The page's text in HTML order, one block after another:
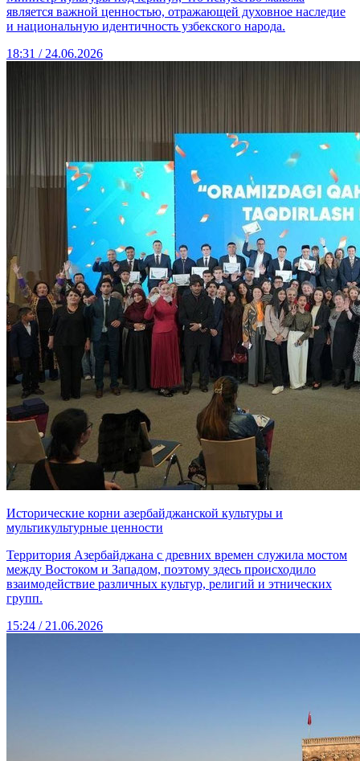
является важной ценностью, отражающей духовное наследие
и национальную идентичность узбекского народа.
18:31 / 24.06.2026
Исторические корни азербайджанской культуры и
мультикультурные ценности
Территория Азербайджана с древних времен служила мостом
между Востоком и Западом, поэтому здесь происходило
взаимодействие различных культур, религий и этнических
групп.
15:24 / 21.06.2026